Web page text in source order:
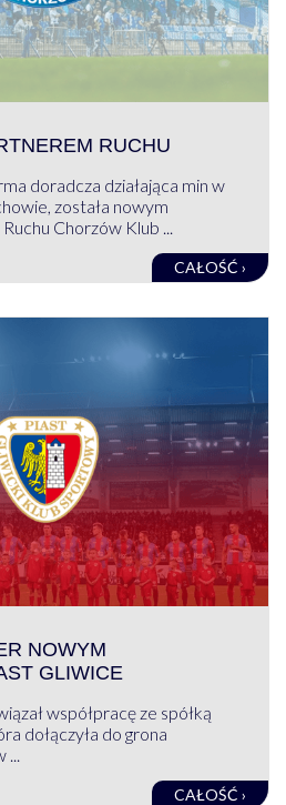
RUCHU
doradcza działająca min w
została nowym
Chorzów Klub ...
CAŁOŚĆ ›
NOWYM
GLIWICE
współpracę ze spółką
dołączyła do grona
CAŁOŚĆ ›